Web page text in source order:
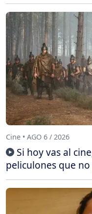
Cine • AGO 6 / 2026
Si hoy vas al
peliculones que